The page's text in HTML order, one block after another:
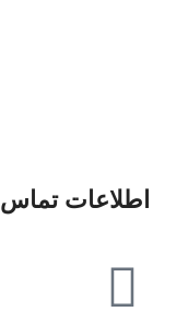
اطلاعات تماس